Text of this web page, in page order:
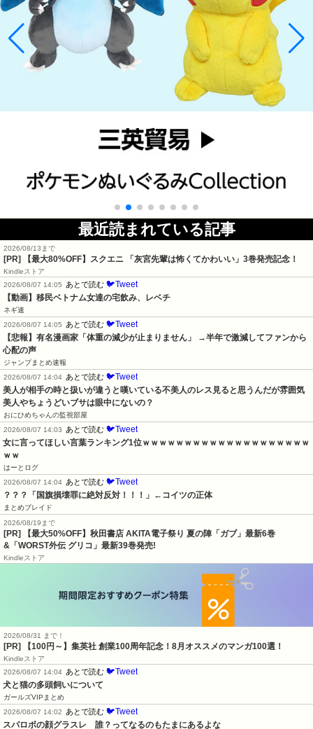
最近読まれている記事
2026/08/13まで
[PR] 【最大80%OFF】スクエニ 「灰宮先輩は怖くてかわいい」3巻発売記念！
Kindleストア
2026/08/07 14:05
あとで読む 🐦Tweet
【動画】移民ベトナム女達の宅飲み、レベチ
ネギ速
2026/08/07 14:05
あとで読む 🐦Tweet
【悲報】有名漫画家「体重の減少が止まりません」 →半年で激減してファンから
心配の声
ジャンプまとめ速報
2026/08/07 14:04 あとで読む 🐦Tweet
美人が相手の時と扱いが違うと嘆いている不美人のレス見ると思うんだが雰囲気
美人やちょうどいブサは眼中にないの？
おにひめちゃんの監視部屋
2026/08/07 14:03
あとで読む 🐦Tweet
女に言ってほしい言葉ランキング1位ｗｗｗｗｗｗｗｗｗｗｗｗｗｗｗｗｗｗｗｗ
ｗｗ
はーとログ
2026/08/07 14:04 あとで読む 🐦Tweet
？？？「国旗損壊罪に絶対反対！！！」←コイツの正体
まとめブレイド
2026/08/19まで
[PR] 【最大50%OFF】秋田書店 AKITA電子祭り 夏の陣「ガブ」最新6巻
&「WORST外伝 グリコ」最新39巻発売!
Kindleストア
2026/08/31 まで！
[PR] 【100円～】集英社 創業100周年記念！8月オススメのマンガ100選！
Kindleストア
2026/08/07 14:04 あとで読む 🐦Tweet
犬と猫の多頭飼いについて
ガールズVIPまとめ
2026/08/07 14:02
あとで読む 🐦Tweet
スパロボの顔グラスレ　誰？ってなるのもたまにあるよな